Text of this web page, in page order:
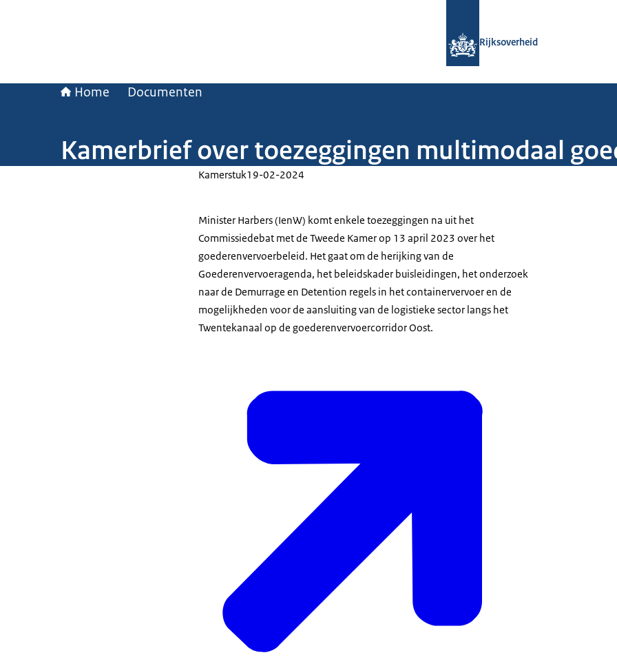
Rijksoverheid
Home Documenten
Kamerbrief over toezeggingen multimodaal
Kamerstuk19-02-2024
Minister Harbers (IenW) komt enkele toezeggingen na uit het
Commissiedebat met de Tweede Kamer op 13 april 2023 over het
goederenvervoerbeleid. Het gaat om de herijking van de
Goederenvervoeragenda, het beleidskader buisleidingen, het onderzoek
naar de Demurrage en Detention regels in het containervervoer en de
mogelijkheden voor de aansluiting van de logistieke sector langs het
Twentekanaal op de goederenvervoercorridor Oost.